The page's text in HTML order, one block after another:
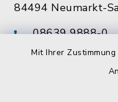
Mit Ihrer
84494 Neumarkt-
08639 9888-0
08639 9888-28
vg@neumarkt-